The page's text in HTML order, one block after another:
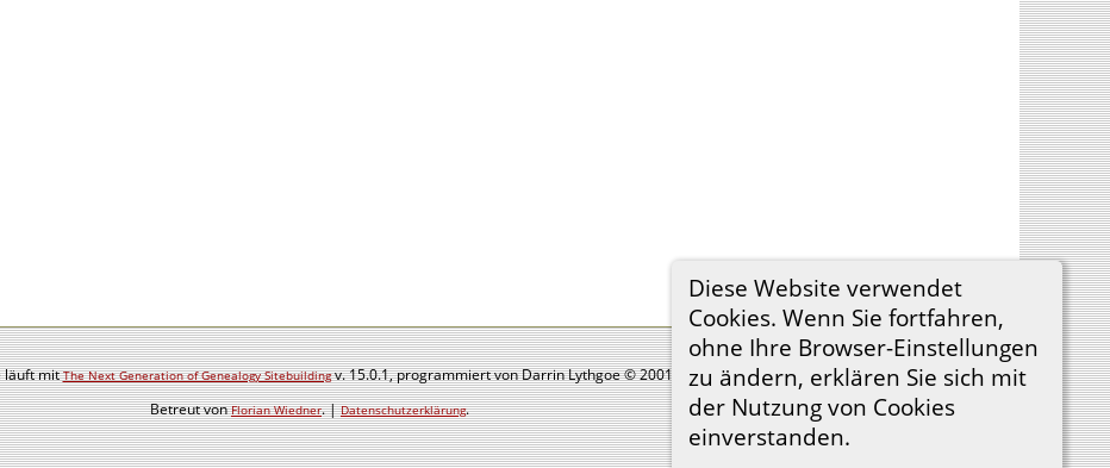
Diese Website verwendet
Cookies. Wenn Sie fortfahren,
ohne Ihre Browser-Einstellungen
zu ändern, erklären Sie sich mit
der Nutzung von Cookies
einverstanden.
läuft mitThe Next Generation of Genealogy Sitebuildingv. 15.0.1, programmiert von Darrin Lythgoe © 2001-2026.
Betreut vonFlorian Wiedner. |Datenschutzerklärung.